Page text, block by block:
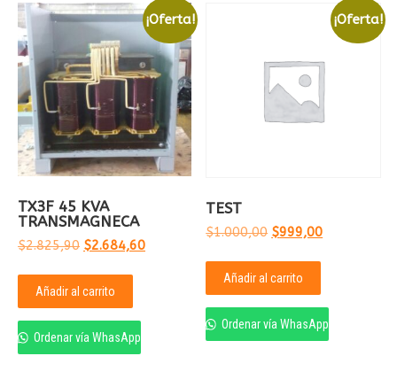
¡Oferta!
TX3F 45 KVA
TRANSMAGNECA
$2.825,90 El
original
$2.825,90.
$2.684,60El
$2.684,60.
Añadir al carrito
Ordenar vía WhasApp
¡Oferta!
TEST
$1.000,00 El
original
$1.000,00.
$999,00El
$999,00.
Añadir al carrito
Ordenar vía WhasApp